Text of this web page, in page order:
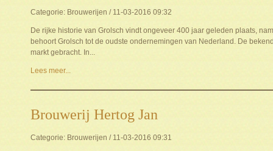
Categorie: Brouwerijen / 11-03-2016 09:32
De rijke historie van Grolsch vindt ongeveer 400 jaar geleden plaats,
behoort Grolsch tot de oudste ondernemingen van Nederland. De
markt gebracht. In...
Lees meer...
Brouwerij Hertog Jan
Categorie: Brouwerijen / 11-03-2016 09:31